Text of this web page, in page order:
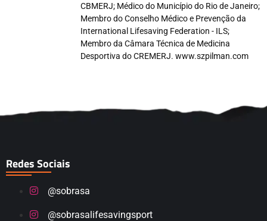
CBMERJ; Médico do Município do Rio de Janeiro;
Membro do Conselho Médico e Prevenção da
International Lifesaving Federation - ILS;
Membro da Câmara Técnica de Medicina
Desportiva do CREMERJ. www.szpilman.com
Redes Sociais
@sobrasa
@sobrasalifesavingsport